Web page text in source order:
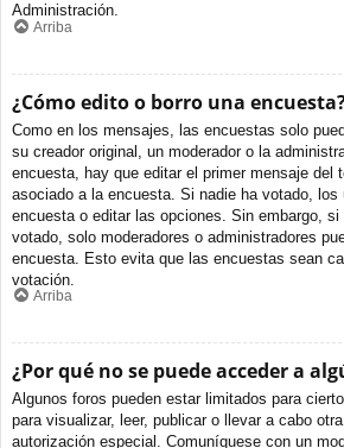
Administración.
Arriba
¿Cómo edito o borro una
Como en los mensajes, las encuestas solo
su creador original, un moderador o la
encuesta, hay que editar el primer mensaje del
asociado a la encuesta. Si nadie ha votado, los
encuesta o editar las opciones. Sin embargo, si
votado, solo moderadores o administradores
encuesta. Esto evita que las encuestas sean
votación.
Arriba
¿Por qué no se puede acceder a
Algunos foros pueden estar limitados para
para visualizar, leer, publicar o llevar a cabo
autorización especial. Comuníquese con un